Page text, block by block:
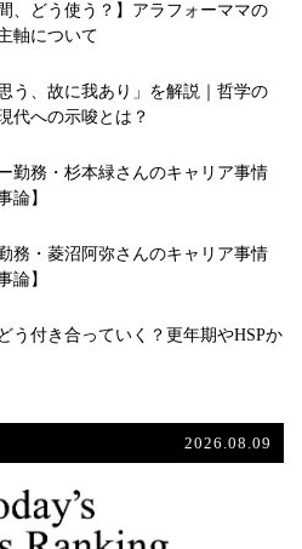
、どう使う？】アラフォーママの
軸について
う、故に我あり」を解説｜哲学の
代への示唆とは？
勤務・杉本緑さんのキャリア事情
論】
務・菱沼阿弥さんのキャリア事情
論】
う付き合っていく？更年期やHSPか
2026.08.09